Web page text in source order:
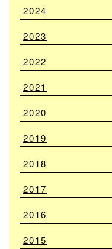
2024
2023
2022
2021
2020
2019
2018
2017
2016
2015